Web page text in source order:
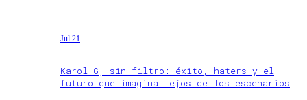
Jul 21
Karol G, sin filtro: éxito, haters y el
futuro que imagina lejos de los escenarios